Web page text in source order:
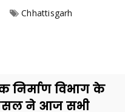
Chhattisgarh
निर्माण विभाग के
ने आज सभी